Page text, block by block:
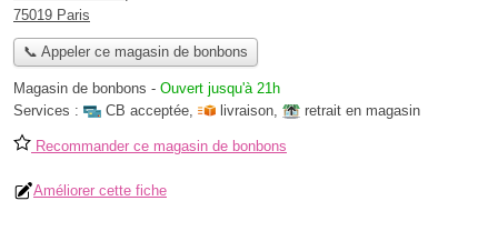
75019 Paris
📞 Appeler ce magasin de bonbons
Magasin de bonbons - Ouvert jusqu'à 21h
Services :
CB acceptée, livraison, retrait en magasin
Recommander ce magasin de bonbons
Améliorer cette fiche